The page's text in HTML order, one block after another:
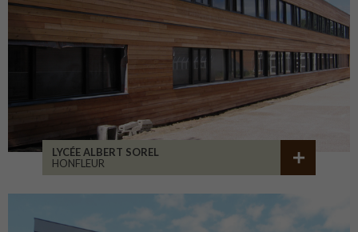
LYCÉE ALBERT SOREL
HONFLEUR